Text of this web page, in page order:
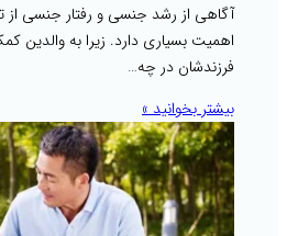
آگاهی از رشد جنسی و رفتار جنسی از
اهمیت بسیاری دارد. زیرا به والدین
فرزندشان در چه…
بیشتر بخوانید »